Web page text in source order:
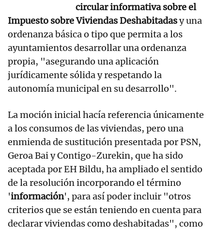
circular informativa sobre el
Impuesto sobre Viviendas Deshabitadasy una
ordenanza básica o tipo que permita a los
ayuntamientos desarrollar una ordenanza
propia, "asegurando una aplicación
jurídicamente sólida y respetando la
autonomía municipal en su desarrollo".
La moción inicial hacía referencia únicamente
a los consumos de las viviendas, pero una
enmienda de sustitución presentada por PSN,
Geroa Bai y Contigo-Zurekin, que ha sido
aceptada por EH Bildu, ha ampliado el sentido
de la resolución incorporando el término
'información', para así poder incluir "otros
criterios que se están teniendo en cuenta para
declarar viviendas como deshabitadas", como